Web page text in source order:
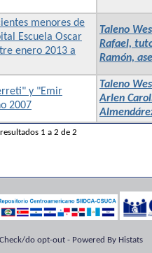
menores de
Escuela Oscar
enero 2013 a
Taleno
Rafael,
Ramón,
y "Emir
2007
Taleno
Arlen
1 a 2 de 2
do opt-out - Powered By Histats